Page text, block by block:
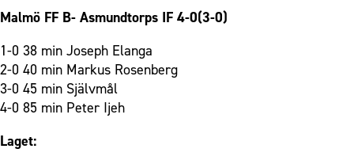
Fonder
Malmö FF B- Asmundtorps IF 4-0(3-0)
1-0 38 min Joseph Elanga
2-0 40 min Markus Rosenberg
3-0 45 min Självmål
4-0 85 min Peter Ijeh
Laget: